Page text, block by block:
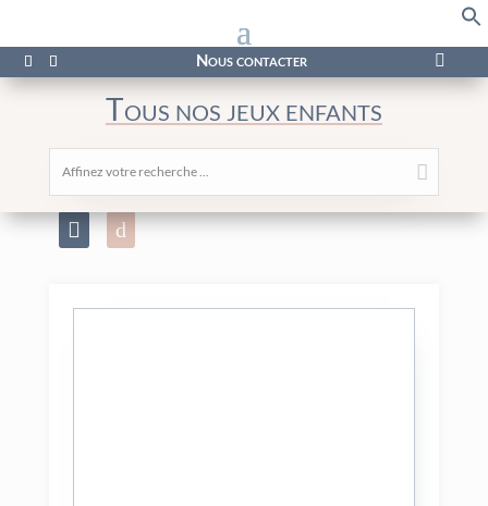
Nous contacter 
Tous nos jeux enfants
Affinez votre recherche ...